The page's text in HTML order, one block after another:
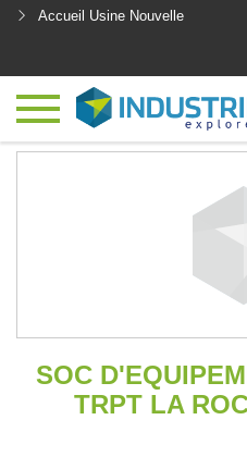
Accueil Usine Nouvelle
SOC
TRPT LA